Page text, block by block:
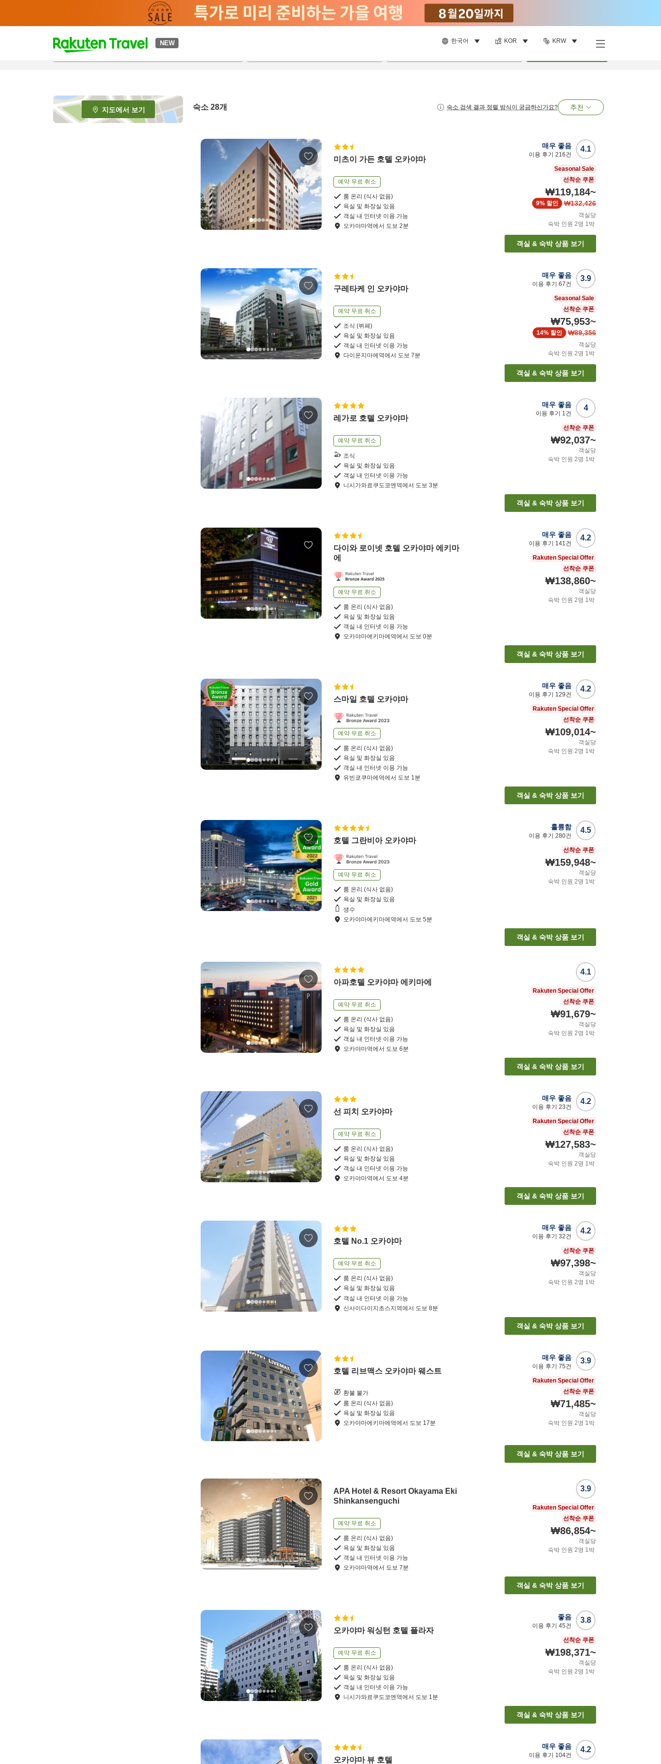
NEW 한국어 KOR KRW
t
p
e
_
s
지도에서 보기 숙소 28개 숙소 검색 결과 정렬 방식이 궁금하신가요? 추천
미츠이 가든 호텔 오카야마
예약 무료 취소
룸 온리 (식사 없음)
욕실 및 화장실 있음
객실 내 인터넷 이용 가능
오카야마역에서 도보 2분
4.1
매우 좋음
이용 후기 216건
Seasonal Sale
선착순 쿠폰
₩119,184~
₩132,426
9% 할인
객실당
숙박 인원 2명 1박
객실 & 숙박 상품 보기
구레타케 인 오카야마
예약 무료 취소
조식 (뷔페)
욕실 및 화장실 있음
객실 내 인터넷 이용 가능
다이운지마에역에서 도보 7분
3.9
매우 좋음
이용 후기 67건
Seasonal Sale
선착순 쿠폰
₩75,953~
₩89,356
14% 할인
객실당
숙박 인원 2명 1박
객실 & 숙박 상품 보기
레가로 호텔 오카야마
예약 무료 취소
조식
욕실 및 화장실 있음
객실 내 인터넷 이용 가능
니시가와료쿠도코엔역에서 도보 3분
4
매우 좋음
이용 후기 1건
선착순 쿠폰
₩92,037~
객실당
숙박 인원 2명 1박
객실 & 숙박 상품 보기
다이와 로이넷 호텔 오카야마 에키마
에
예약 무료 취소
룸 온리 (식사 없음)
욕실 및 화장실 있음
객실 내 인터넷 이용 가능
오카야마에키마에역에서 도보 0분
4.2
매우 좋음
이용 후기 141건
Rakuten Special Offer
선착순 쿠폰
₩138,860~
객실당
숙박 인원 2명 1박
객실 & 숙박 상품 보기
스마일 호텔 오카야마
예약 무료 취소
룸 온리 (식사 없음)
욕실 및 화장실 있음
객실 내 인터넷 이용 가능
유빈쿄쿠마에역에서 도보 1분
4.2
매우 좋음
이용 후기 129건
Rakuten Special Offer
선착순 쿠폰
₩109,014~
객실당
숙박 인원 2명 1박
객실 & 숙박 상품 보기
호텔 그란비아 오카야마
예약 무료 취소
룸 온리 (식사 없음)
욕실 및 화장실 있음
생수
오카야마에키마에역에서 도보 5분
4.5
훌륭함
이용 후기 280건
선착순 쿠폰
₩159,948~
객실당
숙박 인원 2명 1박
객실 & 숙박 상품 보기
아파호텔 오카야마 에키마에
예약 무료 취소
룸 온리 (식사 없음)
욕실 및 화장실 있음
객실 내 인터넷 이용 가능
오카야마역에서 도보 6분
4.1
Rakuten Special Offer
선착순 쿠폰
₩91,679~
객실당
숙박 인원 2명 1박
객실 & 숙박 상품 보기
선 피치 오카야마
예약 무료 취소
룸 온리 (식사 없음)
욕실 및 화장실 있음
객실 내 인터넷 이용 가능
오카야마역에서 도보 4분
4.2
매우 좋음
이용 후기 23건
Rakuten Special Offer
선착순 쿠폰
₩127,583~
객실당
숙박 인원 2명 1박
객실 & 숙박 상품 보기
호텔 No.1 오카야마
예약 무료 취소
룸 온리 (식사 없음)
욕실 및 화장실 있음
객실 내 인터넷 이용 가능
신사이다이지초스지역에서 도보 8분
4.2
매우 좋음
이용 후기 32건
선착순 쿠폰
₩97,398~
객실당
숙박 인원 2명 1박
객실 & 숙박 상품 보기
호텔 리브맥스 오카야마 웨스트
환불 불가
룸 온리 (식사 없음)
욕실 및 화장실 있음
오카야마에키마에역에서 도보 17분
3.9
매우 좋음
이용 후기 75건
Rakuten Special Offer
선착순 쿠폰
₩71,485~
객실당
숙박 인원 2명 1 박
객실 & 숙박 상품 보기
APA Hotel & Resort Okayama Eki
Shinkansenguchi
예약 무료 취소
룸 온리 (식사 없음)
욕실 및 화장실 있음
객실 내 인터넷 이용 가능
오카야마역에서 도보 7분
3.9
Rakuten Special Offer
선착순 쿠폰
₩86,854~
객실당
숙박 인원 2명 1박
객실 & 숙박 상품 보기
오카야마 워싱턴 호텔 플라자
예약 무료 취소
룸 온리 (식사 없음)
욕실 및 화장실 있음
객실 내 인터넷 이용 가능
니시가와료쿠도코엔역에서 도보 1분
3.8
좋음
이용 후기 45건
선착순 쿠폰
₩198,371~
객실당
숙박 인원 2명 1박
객실 & 숙박 상품 보기
오카야마 뷰 호텔
4.2
매우 좋음
이용 후기 104건